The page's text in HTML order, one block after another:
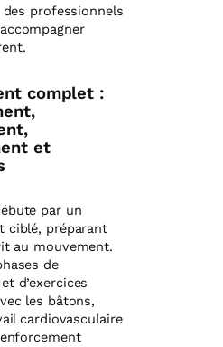
professionnels
complet :
et
par un
ciblé, préparant
au mouvement.
de
d’exercices
les bâtons,
cardiovasculaire